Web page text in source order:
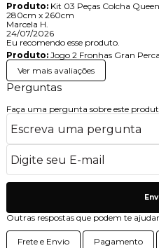
Produto:Kit 03 Peças Colcha
280cm x 260cm
Marcela H.
24/07/2026
Eu recomendo esse produto.
Produto:Jogo 2 Fronhas Gran
Ver mais avaliações
Perguntas
Faça uma pergunta sobre este
Outras respostas que podem te ajudar
Frete e Envio Pagamento